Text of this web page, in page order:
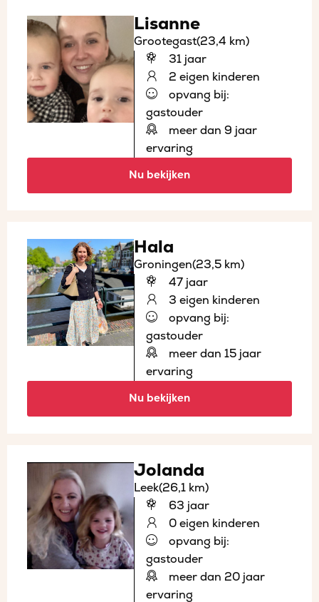
Lisanne
Grootegast(23,4 km)
31 jaar
2 eigen kinderen
opvang bij:
gastouder
meer dan 9 jaar
ervaring
Nu bekijken
Hala
Groningen(23,5 km)
47 jaar
3 eigen kinderen
opvang bij:
gastouder
meer dan 15 jaar
ervaring
Nu bekijken
Jolanda
Leek(26,1 km)
63 jaar
0 eigen kinderen
opvang bij:
gastouder
meer dan 20 jaar
ervaring